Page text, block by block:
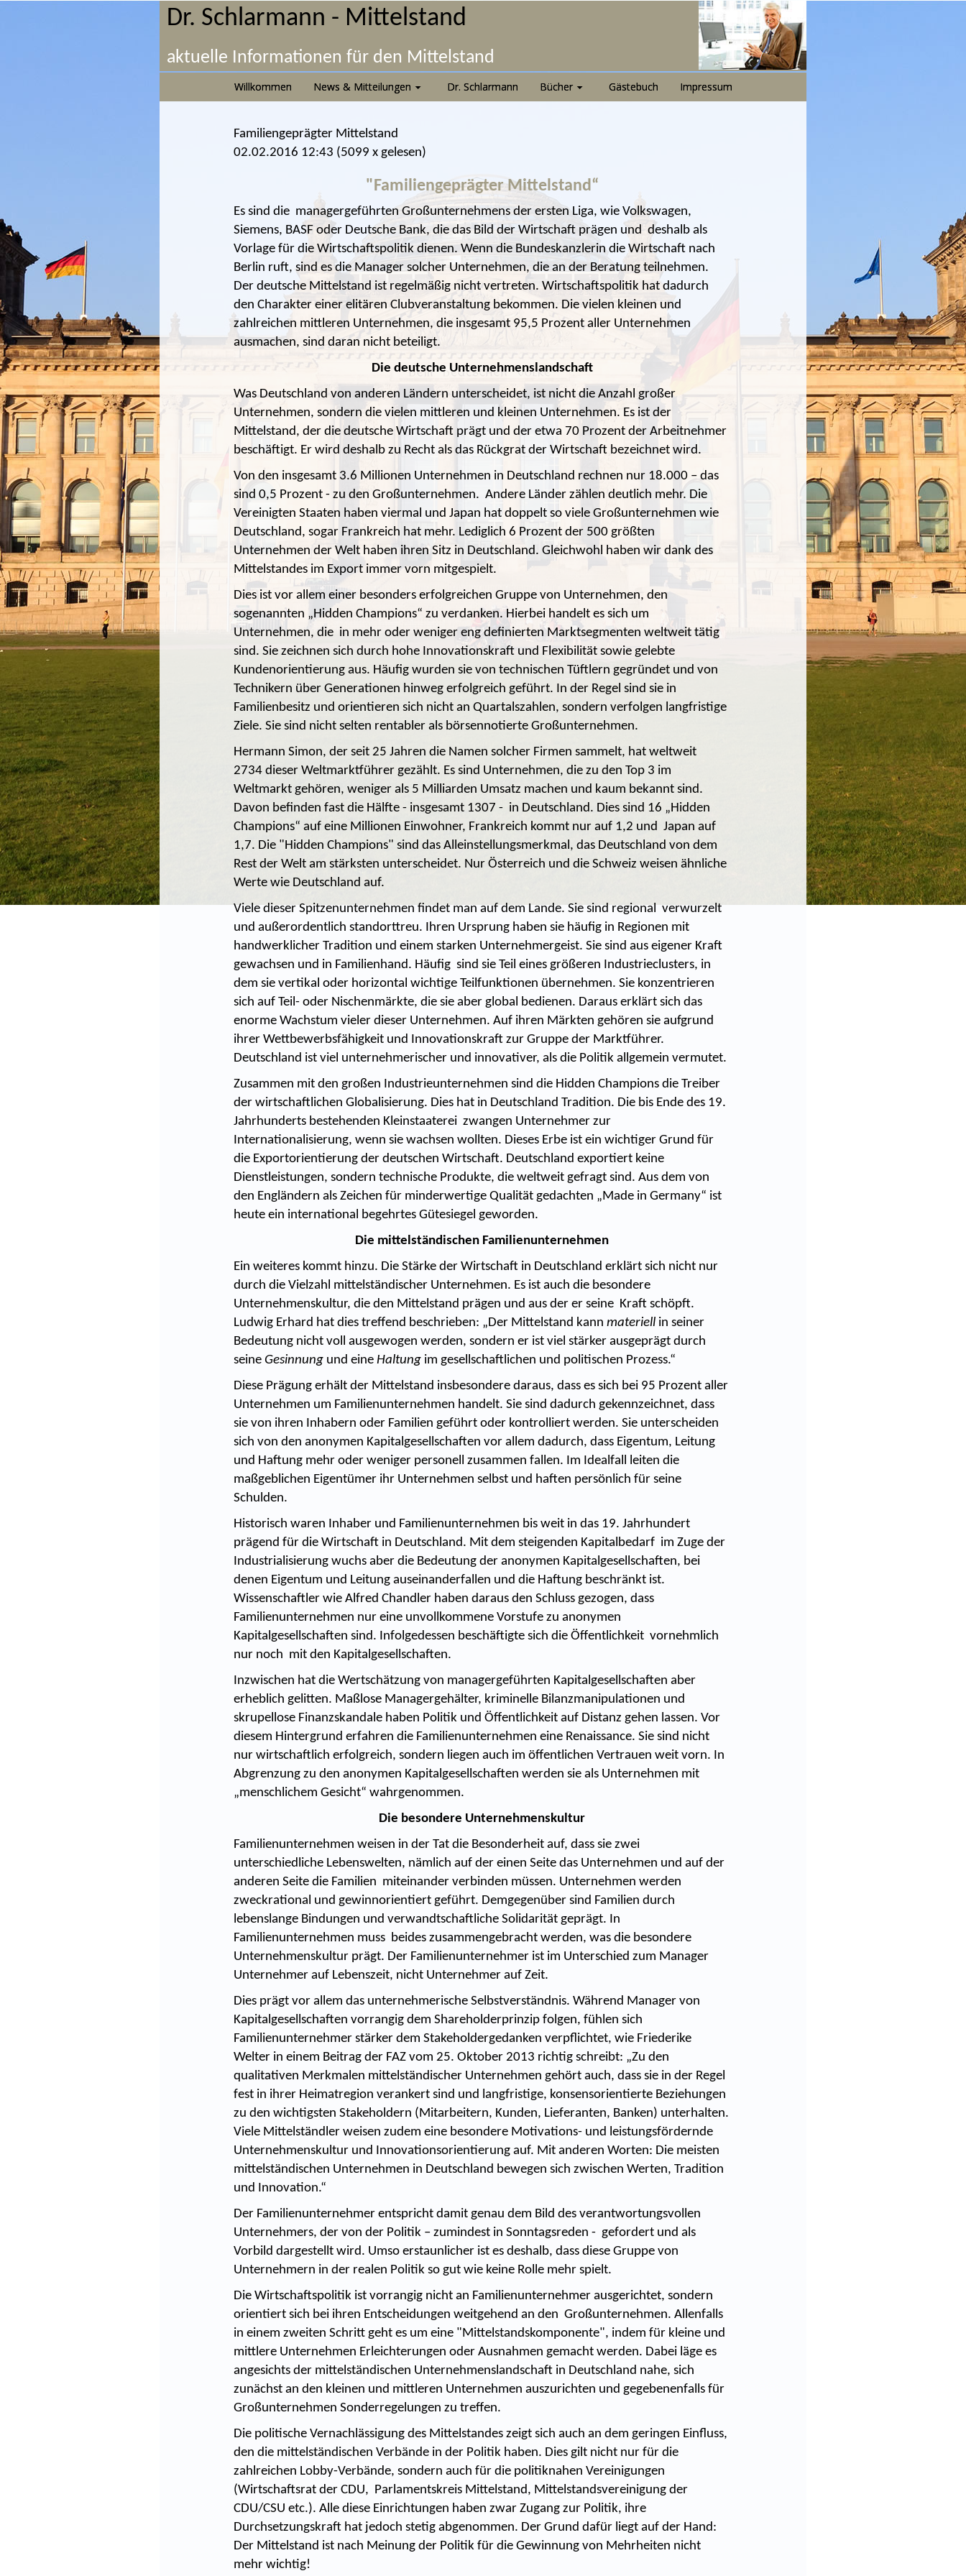
Dr. Schlarmann - Mittelstand
aktuelle Informationen für den Mittelstand
Willkommen News & Mitteilungen Dr. Schlarmann Bücher Gästebuch Impressum
Familiengeprägter Mittelstand
02.02.2016 12:43 (5099 x gelesen)
"Familiengeprägter Mittelstand“
Es sind die managergeführten Großunternehmens der ersten Liga, wie Volkswagen,
Siemens, BASF oder Deutsche Bank, die das Bild der Wirtschaft prägen und deshalb als
Vorlage für die Wirtschaftspolitik dienen. Wenn die Bundeskanzlerin die Wirtschaft nach
Berlin ruft, sind es die Manager solcher Unternehmen, die an der Beratung teilnehmen.
Der deutsche Mittelstand ist regelmäßig nicht vertreten. Wirtschaftspolitik hat dadurch
den Charakter einer elitären Clubveranstaltung bekommen. Die vielen kleinen und
zahlreichen mittleren Unternehmen, die insgesamt 95,5 Prozent aller Unternehmen
ausmachen, sind daran nicht beteiligt.
Die deutsche Unternehmenslandschaft
Was Deutschland von anderen Ländern unterscheidet, ist nicht die Anzahl großer
Unternehmen, sondern die vielen mittleren und kleinen Unternehmen. Es ist der
Mittelstand, der die deutsche Wirtschaft prägt und der etwa 70 Prozent der Arbeitnehmer
beschäftigt. Er wird deshalb zu Recht als das Rückgrat der Wirtschaft bezeichnet wird.
Von den insgesamt 3.6 Millionen Unternehmen in Deutschland rechnen nur 18.000 – das
sind 0,5 Prozent - zu den Großunternehmen. Andere Länder zählen deutlich mehr. Die
Vereinigten Staaten haben viermal und Japan hat doppelt so viele Großunternehmen wie
Deutschland, sogar Frankreich hat mehr. Lediglich 6 Prozent der 500 größten
Unternehmen der Welt haben ihren Sitz in Deutschland. Gleichwohl haben wir dank des
Mittelstandes im Export immer vorn mitgespielt.
Dies ist vor allem einer besonders erfolgreichen Gruppe von Unternehmen, den
sogenannten „Hidden Champions“ zu verdanken. Hierbei handelt es sich um
Unternehmen, die in mehr oder weniger eng definierten Marktsegmenten weltweit tätig
sind. Sie zeichnen sich durch hohe Innovationskraft und Flexibilität sowie gelebte
Kundenorientierung aus. Häufig wurden sie von technischen Tüftlern gegründet und von
Technikern über Generationen hinweg erfolgreich geführt. In der Regel sind sie in
Familienbesitz und orientieren sich nicht an Quartalszahlen, sondern verfolgen langfristige
Ziele. Sie sind nicht selten rentabler als börsennotierte Großunternehmen.
Hermann Simon, der seit 25 Jahren die Namen solcher Firmen sammelt, hat weltweit
2734 dieser Weltmarktführer gezählt. Es sind Unternehmen, die zu den Top 3 im
Weltmarkt gehören, weniger als 5 Milliarden Umsatz machen und kaum bekannt sind.
Davon befinden fast die Hälfte - insgesamt 1307 - in Deutschland. Dies sind 16 „Hidden
Champions“ auf eine Millionen Einwohner, Frankreich kommt nur auf 1,2 und Japan auf
1,7. Die "Hidden Champions" sind das Alleinstellungsmerkmal, das Deutschland von dem
Rest der Welt am stärksten unterscheidet. Nur Österreich und die Schweiz weisen ähnliche
Werte wie Deutschland auf.
Viele dieser Spitzenunternehmen findet man auf dem Lande. Sie sind regional verwurzelt
und außerordentlich standorttreu. Ihren Ursprung haben sie häufig in Regionen mit
handwerklicher Tradition und einem starken Unternehmergeist. Sie sind aus eigener Kraft
gewachsen und in Familienhand. Häufig sind sie Teil eines größeren Industrieclusters, in
dem sie vertikal oder horizontal wichtige Teilfunktionen übernehmen. Sie konzentrieren
sich auf Teil- oder Nischenmärkte, die sie aber global bedienen. Daraus erklärt sich das
enorme Wachstum vieler dieser Unternehmen. Auf ihren Märkten gehören sie aufgrund
ihrer Wettbewerbsfähigkeit und Innovationskraft zur Gruppe der Marktführer.
Deutschland ist viel unternehmerischer und innovativer, als die Politik allgemein vermutet.
Zusammen mit den großen Industrieunternehmen sind die Hidden Champions die Treiber
der wirtschaftlichen Globalisierung. Dies hat in Deutschland Tradition. Die bis Ende des 19.
Jahrhunderts bestehenden Kleinstaaterei zwangen Unternehmer zur
Internationalisierung, wenn sie wachsen wollten. Dieses Erbe ist ein wichtiger Grund für
die Exportorientierung der deutschen Wirtschaft. Deutschland exportiert keine
Dienstleistungen, sondern technische Produkte, die weltweit gefragt sind. Aus dem von
den Engländern als Zeichen für minderwertige Qualität gedachten „Made in Germany“ ist
heute ein international begehrtes Gütesiegel geworden.
Die mittelständischen Familienunternehmen
Ein weiteres kommt hinzu. Die Stärke der Wirtschaft in Deutschland erklärt sich nicht nur
durch die Vielzahl mittelständischer Unternehmen. Es ist auch die besondere
Unternehmenskultur, die den Mittelstand prägen und aus der er seine Kraft schöpft.
Ludwig Erhard hat dies treffend beschrieben: „Der Mittelstand kann materiell in seiner
Bedeutung nicht voll ausgewogen werden, sondern er ist viel stärker ausgeprägt durch
seine Gesinnung und eine Haltung im gesellschaftlichen und politischen Prozess.“
Diese Prägung erhält der Mittelstand insbesondere daraus, dass es sich bei 95 Prozent aller
Unternehmen um Familienunternehmen handelt. Sie sind dadurch gekennzeichnet, dass
sie von ihren Inhabern oder Familien geführt oder kontrolliert werden. Sie unterscheiden
sich von den anonymen Kapitalgesellschaften vor allem dadurch, dass Eigentum, Leitung
und Haftung mehr oder weniger personell zusammen fallen. Im Idealfall leiten die
maßgeblichen Eigentümer ihr Unternehmen selbst und haften persönlich für seine
Schulden.
Historisch waren Inhaber und Familienunternehmen bis weit in das 19. Jahrhundert
prägend für die Wirtschaft in Deutschland. Mit dem steigenden Kapitalbedarf im Zuge der
Industrialisierung wuchs aber die Bedeutung der anonymen Kapitalgesellschaften, bei
denen Eigentum und Leitung auseinanderfallen und die Haftung beschränkt ist.
Wissenschaftler wie Alfred Chandler haben daraus den Schluss gezogen, dass
Familienunternehmen nur eine unvollkommene Vorstufe zu anonymen
Kapitalgesellschaften sind. Infolgedessen beschäftigte sich die Öffentlichkeit vornehmlich
nur noch mit den Kapitalgesellschaften.
Inzwischen hat die Wertschätzung von managergeführten Kapitalgesellschaften aber
erheblich gelitten. Maßlose Managergehälter, kriminelle Bilanzmanipulationen und
skrupellose Finanzskandale haben Politik und Öffentlichkeit auf Distanz gehen lassen. Vor
diesem Hintergrund erfahren die Familienunternehmen eine Renaissance. Sie sind nicht
nur wirtschaftlich erfolgreich, sondern liegen auch im öffentlichen Vertrauen weit vorn. In
Abgrenzung zu den anonymen Kapitalgesellschaften werden sie als Unternehmen mit
„menschlichem Gesicht“ wahrgenommen.
Die besondere Unternehmenskultur
Familienunternehmen weisen in der Tat die Besonderheit auf, dass sie zwei
unterschiedliche Lebenswelten, nämlich auf der einen Seite das Unternehmen und auf der
anderen Seite die Familien miteinander verbinden müssen. Unternehmen werden
zweckrational und gewinnorientiert geführt. Demgegenüber sind Familien durch
lebenslange Bindungen und verwandtschaftliche Solidarität geprägt. In
Familienunternehmen muss beides zusammengebracht werden, was die besondere
Unternehmenskultur prägt. Der Familienunternehmer ist im Unterschied zum Manager
Unternehmer auf Lebenszeit, nicht Unternehmer auf Zeit.
Dies prägt vor allem das unternehmerische Selbstverständnis. Während Manager von
Kapitalgesellschaften vorrangig dem Shareholderprinzip folgen, fühlen sich
Familienunternehmer stärker dem Stakeholdergedanken verpflichtet, wie Friederike
Welter in einem Beitrag der FAZ vom 25. Oktober 2013 richtig schreibt: „Zu den
qualitativen Merkmalen mittelständischer Unternehmen gehört auch, dass sie in der Regel
fest in ihrer Heimatregion verankert sind und langfristige, konsensorientierte Beziehungen
zu den wichtigsten Stakeholdern (Mitarbeitern, Kunden, Lieferanten, Banken) unterhalten.
Viele Mittelständler weisen zudem eine besondere Motivations- und leistungsfördernde
Unternehmenskultur und Innovationsorientierung auf. Mit anderen Worten: Die meisten
mittelständischen Unternehmen in Deutschland bewegen sich zwischen Werten, Tradition
und Innovation.“
Der Familienunternehmer entspricht damit genau dem Bild des verantwortungsvollen
Unternehmers, der von der Politik – zumindest in Sonntagsreden - gefordert und als
Vorbild dargestellt wird. Umso erstaunlicher ist es deshalb, dass diese Gruppe von
Unternehmern in der realen Politik so gut wie keine Rolle mehr spielt.
Die Wirtschaftspolitik ist vorrangig nicht an Familienunternehmer ausgerichtet, sondern
orientiert sich bei ihren Entscheidungen weitgehend an den Großunternehmen. Allenfalls
in einem zweiten Schritt geht es um eine "Mittelstandskomponente", indem für kleine und
mittlere Unternehmen Erleichterungen oder Ausnahmen gemacht werden. Dabei läge es
angesichts der mittelständischen Unternehmenslandschaft in Deutschland nahe, sich
zunächst an den kleinen und mittleren Unternehmen auszurichten und gegebenenfalls für
Großunternehmen Sonderregelungen zu treffen.
Die politische Vernachlässigung des Mittelstandes zeigt sich auch an dem geringen Einfluss,
den die mittelständischen Verbände in der Politik haben. Dies gilt nicht nur für die
zahlreichen Lobby-Verbände, sondern auch für die politiknahen Vereinigungen
(Wirtschaftsrat der CDU, Parlamentskreis Mittelstand, Mittelstandsvereinigung der
CDU/CSU etc.). Alle diese Einrichtungen haben zwar Zugang zur Politik, ihre
Durchsetzungskraft hat jedoch stetig abgenommen. Der Grund dafür liegt auf der Hand:
Der Mittelstand ist nach Meinung der Politik für die Gewinnung von Mehrheiten nicht
mehr wichtig!